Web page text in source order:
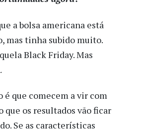
a bolsa americana está
mas tinha subido muito.
Black Friday. Mas
é que comecem a vir com
que os resultados vão ficar
Se as características